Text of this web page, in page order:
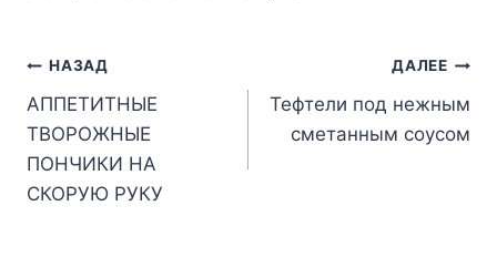
Навигация
по
записям
НАЗАД
АППЕТИТНЫЕ
ТВОРОЖНЫЕ
ПОНЧИКИ НА
СКОРУЮ РУКУ
ДАЛЕЕ
Тефтели под нежным
сметанным соусом